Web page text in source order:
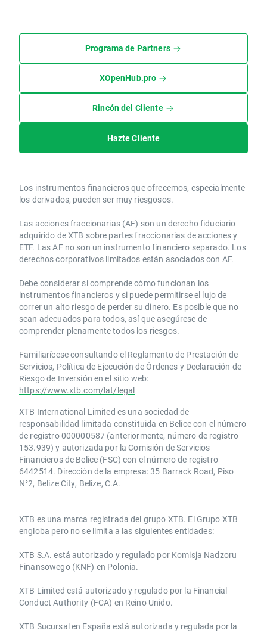
Programa de Partners
XOpenHub.pro
Rincón del Cliente
Hazte Cliente
Los instrumentos financieros que ofrecemos, especialmente
los derivados, pueden ser muy riesgosos.
Las acciones fraccionarias (AF) son un derecho fiduciario
adquirido de XTB sobre partes fraccionarias de acciones y
ETF. Las AF no son un instrumento financiero separado. Los
derechos corporativos limitados están asociados con AF.
Debe considerar si comprende cómo funcionan los
instrumentos financieros y si puede permitirse el lujo de
correr un alto riesgo de perder su dinero. Es posible que no
sean adecuados para todos, así que asegúrese de
comprender plenamente todos los riesgos.
Familiarícese consultando el Reglamento de Prestación de
Servicios, Política de Ejecución de Órdenes y Declaración de
Riesgo de Inversión en el sitio web:
https://www.xtb.com/lat/legal
XTB International Limited es una sociedad de
responsabilidad limitada constituida en Belice con el número
de registro 000000587 (anteriormente, número de registro
153.939) y autorizada por la Comisión de Servicios
Financieros de Belice (FSC) con el número de registro
6442514. Dirección de la empresa: 35 Barrack Road, Piso
N°2, Belize City, Belize, C.A.
​​XTB es una marca registrada del grupo XTB. El Grupo XTB
engloba pero no se limita a las siguientes entidades:
XTB S.A.​ está autorizado y regulado por Komisja Nadzoru
Finansowego (KNF) ​en Polonia.
XTB Limited ​está autorizado y regulado por la ​Financial
Conduct Authority ​(FCA) en ​​Reino Unido.
XTB Sucursal en España está autorizada y regulada por la